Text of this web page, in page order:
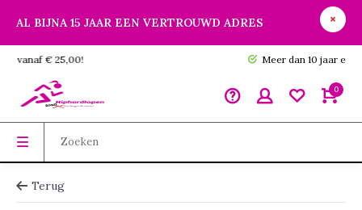
AL BIJNA 15 JAAR EEN VERTROUWD ADRES
GRATIS verzending vanaf € 25,00!
0
Terug